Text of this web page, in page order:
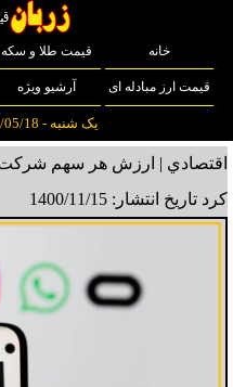
خانه قیمت طلا و سکه
قیمت ارز مبادله ای آرشیو ویژه
یک شنبه - 1405/05/18 - Aug 09 2026
کرد تاریخ انتشار: 1400/11/15